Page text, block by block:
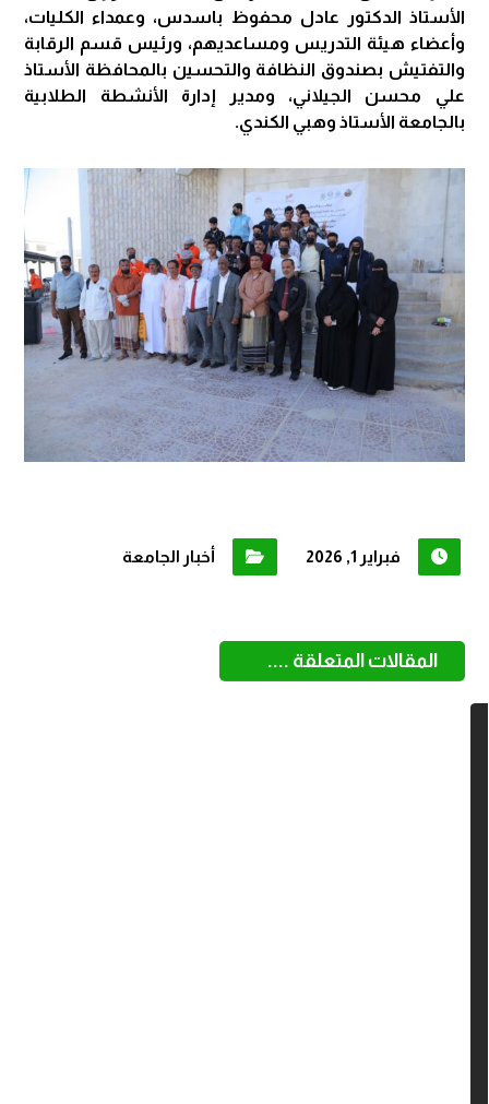
الأستاذ الدكتور عادل محفوظ باسدس، وعمداء الكليات،
وأعضاء هيئة التدريس ومساعديهم، ورئيس قسم الرقابة
والتفتيش بصندوق النظافة والتحسين بالمحافظة الأستاذ
علي محسن الجيلاني، ومدير إدارة الأنشطة الطلابية
بالجامعة الأستاذ وهبي الكندي.
فبراير 1, 2026 أخبار الجامعة
المقالات المتعلقة ....